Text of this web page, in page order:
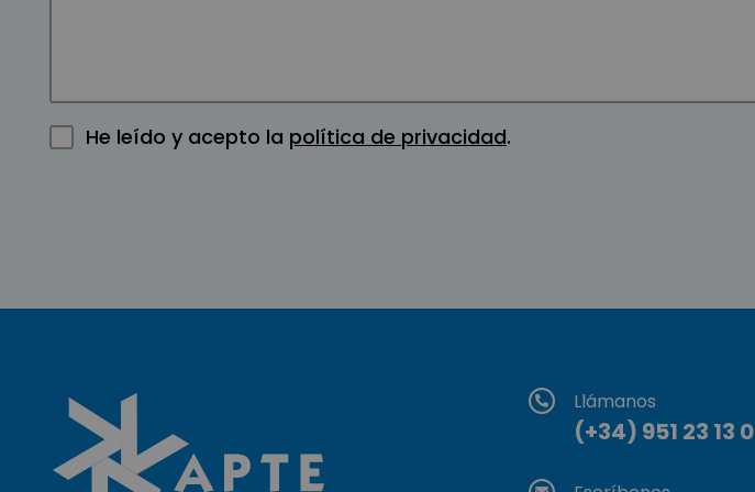
He leído y acepto la política de privacidad.
Llámanos
(+34) 951 23 13